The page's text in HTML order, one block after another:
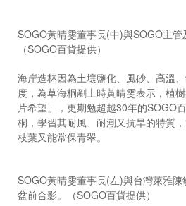
SOGO黃晴雯董事長(中)與SOGO主管
（SOGO百貨提供）
海岸造林因為土壤鹽化、風砂、高溫
度，為草海桐剷土時黃晴雯表示，植
片希望」，更期勉超越30年的SOGO
桐，學習其耐風、耐潮又抗旱的特質
枝葉又能常保青翠。
SOGO黃晴雯董事長(左)與台灣萊雅
盆前合影。（SOGO百貨提供）